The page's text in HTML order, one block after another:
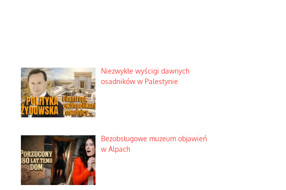
Niezwykłe wyścigi dawnych
osadników w Palestynie
Bezobsługowe muzeum objawień
w Alpach